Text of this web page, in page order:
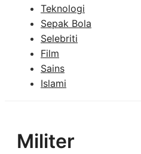
Teknologi
Sepak Bola
Selebriti
Film
Sains
Islami
Militer